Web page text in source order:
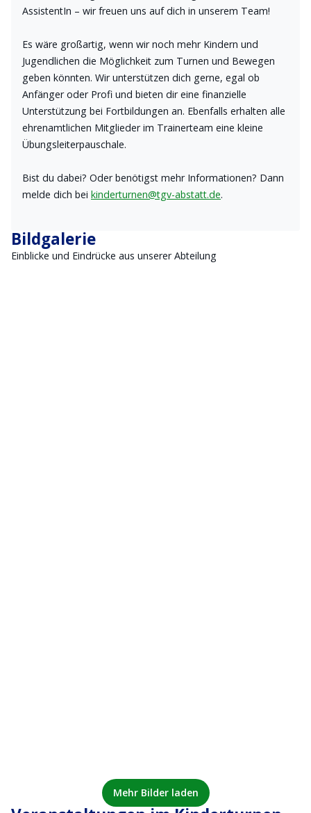
AssistentIn – wir freuen uns auf dich in unserem Team!
Es wäre großartig, wenn wir noch mehr Kindern und
Jugendlichen die Möglichkeit zum Turnen und Bewegen
geben könnten. Wir unterstützen dich gerne, egal ob
Anfänger oder Profi und bieten dir eine finanzielle
Unterstützung bei Fortbildungen an. Ebenfalls erhalten alle
ehrenamtlichen Mitglieder im Trainerteam eine kleine
Übungsleiterpauschale.
Bist du dabei? Oder benötigst mehr Informationen? Dann
melde dich bei kinderturnen@tgv-abstatt.de.
Bildgalerie
Einblicke und Eindrücke aus unserer Abteilung
Mehr Bilder laden